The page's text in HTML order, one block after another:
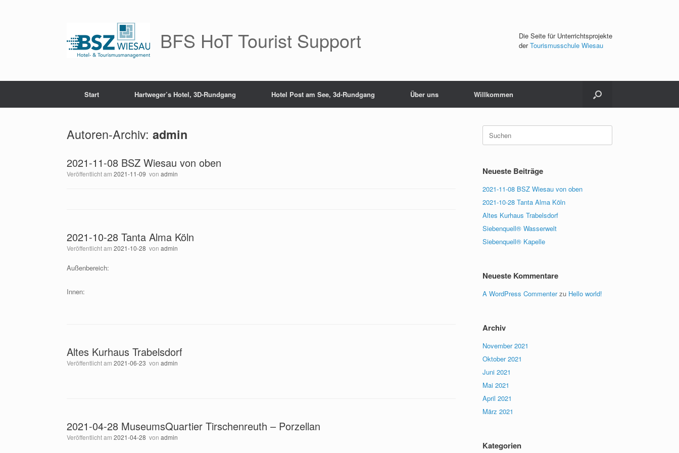
BFS HoT Tourist Support
Die Seite für Unterrichtsprojekte
derTourismusschule Wiesau
Start Hartweger’s Hotel, 3D-Rundgang Hotel Post am See, 3d-Rundgang Über uns Willkommen
Autoren-Archiv: admin
2021-11-08 BSZ Wiesau von oben
Veröffentlicht am 2021-11-09 von admin
2021-10-28 Tanta Alma Köln
Veröffentlicht am 2021-10-28 von admin
Außenbereich:
Innen:
Altes Kurhaus Trabelsdorf
Veröffentlicht am 2021-06-23 von admin
2021-04-28 MuseumsQuartier Tirschenreuth – Porzellan
Veröffentlicht am 2021-04-28 von admin
Suchen
nach:
Neueste Beiträge
2021-11-08 BSZ Wiesau von oben
2021-10-28 Tanta Alma Köln
Altes Kurhaus Trabelsdorf
Siebenquell® Wasserwelt
Siebenquell® Kapelle
Neueste Kommentare
A WordPress Commenterzu Hello world!
Archiv
November 2021
Oktober 2021
Juni 2021
Mai 2021
April 2021
März 2021
Kategorien